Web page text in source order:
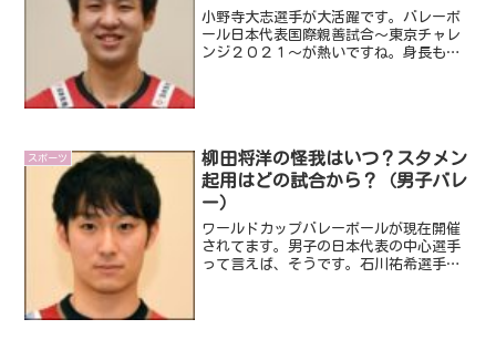
小野寺大志選手が大活躍です。バレーボ
ール日本代表国際親善試合～東京チャレ
ンジ２０２１～が熱いですね。身長も２
スポーツ
柳田将洋の怪我はいつ？スタメン
起用はどの試合から？（男子バレ
ー）
ワールドカップバレーボールが現在開催
されてます。男子の日本代表の中心選手
って言えば、そうです。石川祐希選手と